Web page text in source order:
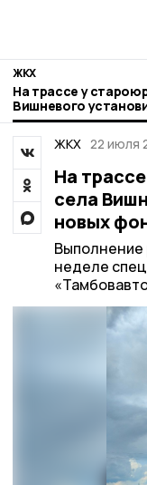
ЖКХ
На трассе у
Вишневого
фонарей
ЖКХ 22 июля
На
села
новых
Выполнение
неделе